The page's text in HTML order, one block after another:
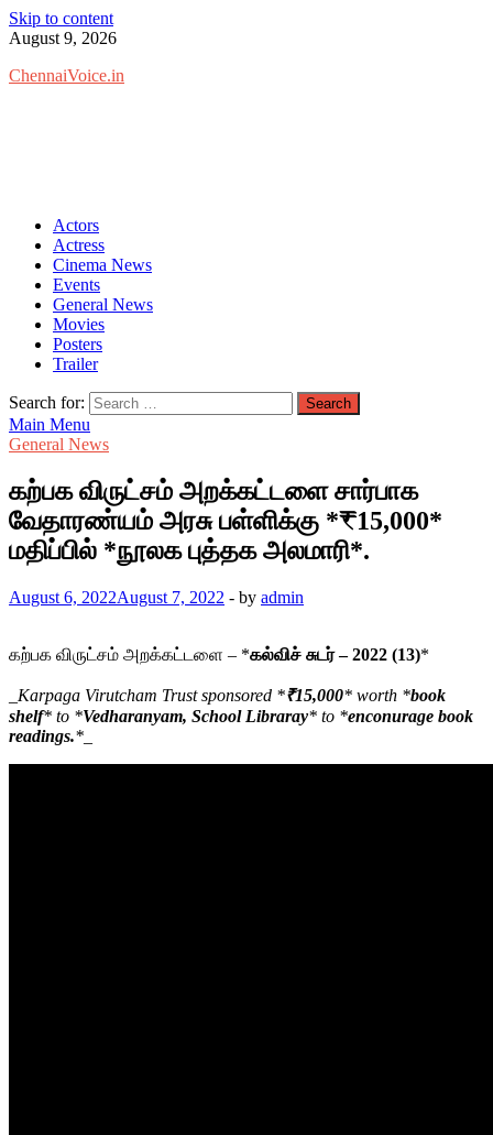
Skip to content
August 9, 2026
ChennaiVoice.in
Actors
Actress
Cinema News
Events
General News
Movies
Posters
Trailer
Search for:
Main Menu
General News
கற்பக விருட்சம் அறக்கட்டளை சார்பாக
வேதாரண்யம் அரசு பள்ளிக்கு *₹15,000*
மதிப்பில் *நூலக புத்தக அலமாரி*.
August 6, 2022August 7, 2022 - by admin
கற்பக விருட்சம் அறக்கட்டளை – *கல்விச் சுடர் – 2022 (13)*
Karpaga Virutcham Trust sponsored *₹15,000* worth *book
shelf* to *Vedharanyam, School Libraray* to *enconurage book
readings.*